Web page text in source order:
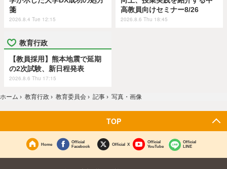
箋
2026.8.4 Tue 12:15
高教員向けセミナー8/26
2026.8.6 Thu 18:45
教育行政
【教員採用】熊本地震で延期
の2次試験、新日程発表
2026.8.6 Thu 17:15
ホーム › 教育行政 › 教育委員会 › 記事 › 写真・画像
TOP
Home
Official
Facebook
Official X
Official
YouTube
Official
LINE